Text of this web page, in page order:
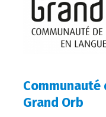
Communauté
Grand Orb